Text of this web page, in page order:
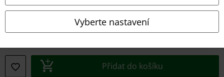
Vyberte nastavení
Přidat do košíku
Podmínky